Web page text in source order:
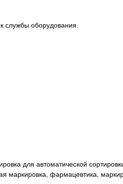
службы оборудования.
для автоматической
маркировка, фармацевтика,